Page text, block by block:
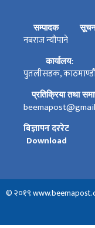
सम्पादक
नबराज न्यौपाने
कार्यालय:
पुतलीसडक,
प्रतिक्रिया तथा
बिज्ञापन दररेट
Download
© २०१९